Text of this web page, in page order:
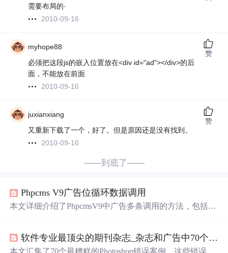
需要布局的·
2010-09-16
myhope88
必须把这段js的嵌入位置放在<div id="ad"></div>的后
面，不能放在前面
2010-09-16
赞
juxianxiang
又重新下载了一个，好了。但是原因还是没有找到。
2010-09-16
赞
——到底了——
Phpcms V9广告位循环数据调用
本文详细介绍了PhpcmsV9中广告多条调用的方法，包括JS
类型对应的循环数据名称，以及如何使用这些方法进行自
定义广告应用的实例。
软件专业最顶尖的期刊杂志_杂志和广告中70个最糟糕的Photoshop错误
本文汇集了70个最糟糕的Photoshop错误案例，这些错误出